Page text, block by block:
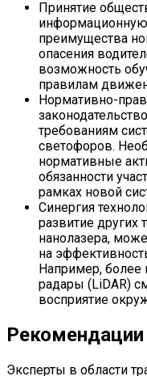
Принятие
преимущества
опасения
возможность
правилам
Нормативно-
требованиям
светофоров.
нормативные
обязанности
рамках новой
Синергия
развитие других
нанолазера,
на
Например,
радары (LiDAR)
восприятие
Рекомендации
Эксперты в области